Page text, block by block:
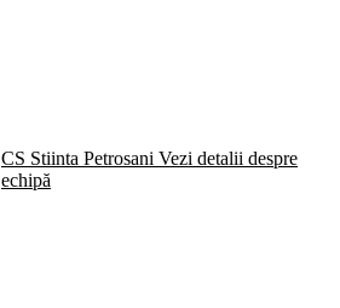
CS Stiinta Petrosani Vezi detalii despre
echipă